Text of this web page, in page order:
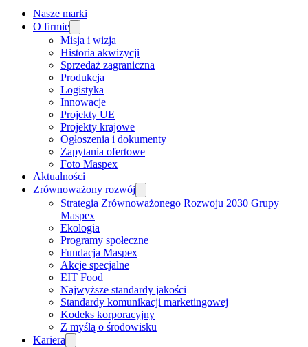
Nasze marki
O firmie
Misja i wizja
Historia akwizycji
Sprzedaż zagraniczna
Produkcja
Logistyka
Innowacje
Projekty UE
Projekty krajowe
Ogłoszenia i dokumenty
Zapytania ofertowe
Foto Maspex
Aktualności
Zrównoważony rozwój
Strategia Zrównoważonego Rozwoju 2030 Grupy
Maspex
Ekologia
Programy społeczne
Fundacja Maspex
Akcje specjalne
EIT Food
Najwyższe standardy jakości
Standardy komunikacji marketingowej
Kodeks korporacyjny
Z myślą o środowisku
Kariera